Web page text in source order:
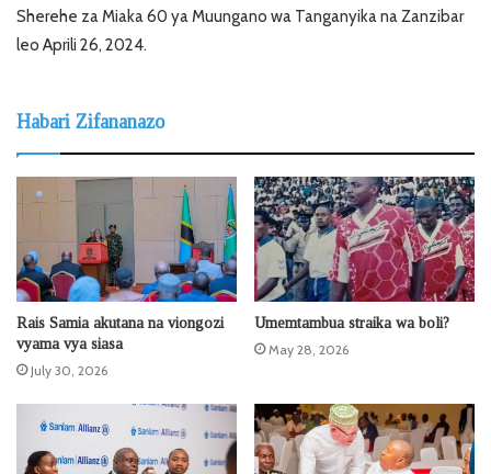
Sherehe za Miaka 60 ya Muungano wa Tanganyika na Zanzibar
leo Aprili 26, 2024.
Habari Zifananazo
Rais Samia akutana na viongozi
vyama vya siasa
July 30, 2026
Umemtambua straika wa boli?
May 28, 2026